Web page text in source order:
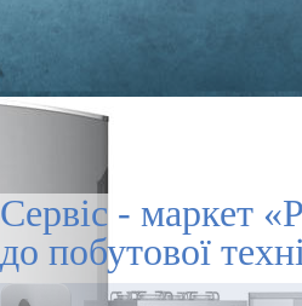
Сервіс - маркет
до побутової